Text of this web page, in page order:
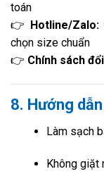
toán
👉
Hotline/Zalo:
chọn size chuẩn
👉 Chính sách
8. Hướng
Làm sạch
Không giặt